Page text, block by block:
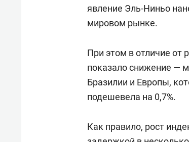
явление Эль-Ниньо
мировом рынке.
При этом в отличие от
показало снижение —
Бразилии и Европы,
подешевела на 0,7%.
Как правило, рост